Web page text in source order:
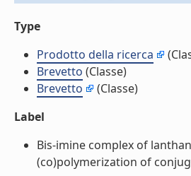
Type
Prodotto della ricerca
Brevetto (Classe)
Brevetto
(Classe)
Label
Bis-imine complex of
(co)polymerization of